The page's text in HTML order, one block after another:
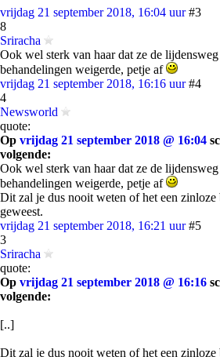
vrijdag 21 september 2018, 16:04 uur #3
8
Sriracha
Ook wel sterk van haar dat ze de
behandelingen weigerde, petje af
vrijdag 21 september 2018, 16:16 uur #4
4
Newsworld
quote:
Op vrijdag 21 september 2018 @ 16:04
volgende:
Ook wel sterk van haar dat ze de
behandelingen weigerde, petje af
Dit zal je dus nooit weten of het een
geweest.
vrijdag 21 september 2018, 16:21 uur #5
3
Sriracha
quote:
Op vrijdag 21 september 2018 @ 16:16
volgende:
[..]
Dit zal je dus nooit weten of het een